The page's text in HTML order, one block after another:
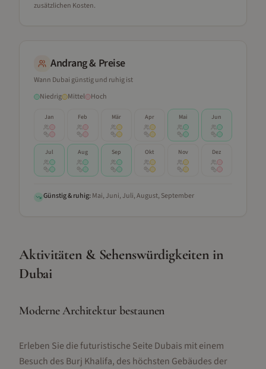
zusätzlichen Kosten.
Andrang & Preise
Wann Dubai günstig und ruhig ist
Niedrig
Mittel Hoch
Jan Feb Mär Apr Mai Jun
Jul Aug Sep Okt Nov Dez
Günstig & ruhig:Mai, Juni, Juli, August, September
Aktivitäten & Sehenswürdigkeiten in
Dubai
Moderne Architektur bestaunen
Erleben Sie die futuristische Seite Dubais mit einem
Besuch des Burj Khalifa, des höchsten Gebäudes der